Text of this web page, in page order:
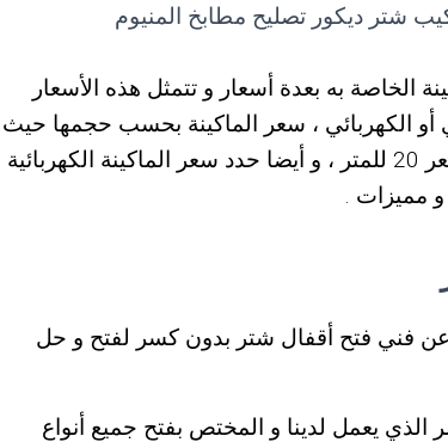
شتر ديكور تصليح مطابخ المنيوم
الخاصة به بعدة أسعار و تتمثل هذه الأسعار
حوالي 23 سواء للعادي أو الكهربائي ، سعر الماكينة بحسب حجمها حيث
قدر سعر 23 للمتر ، أما الماكينة العادية يبدأ من سعر 20 للمتر ، و أيضا حدد سعر الماكينة الكهربائية
فني فتح أقفال شتر بدون كسر لفتح و حل
يعمل لدينا و المختص بفتح جميع أنواع